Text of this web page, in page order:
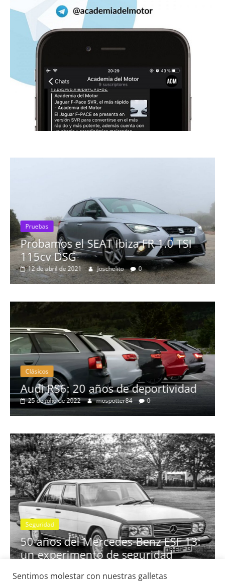
Pruebas
Probamos el SEAT Ibiza FR 1.0 TSI
115cv DSG
12 de abril de 2021 Joschelito 0
Clásicos
Audi RS6: 20 años de deportividad
25 de julio de 2022 mospotter84 0
Seguridad
50 años del Mercedes-Benz ESF 13:
un experimento de seguridad
Sentimos molestar con nuestras galletas